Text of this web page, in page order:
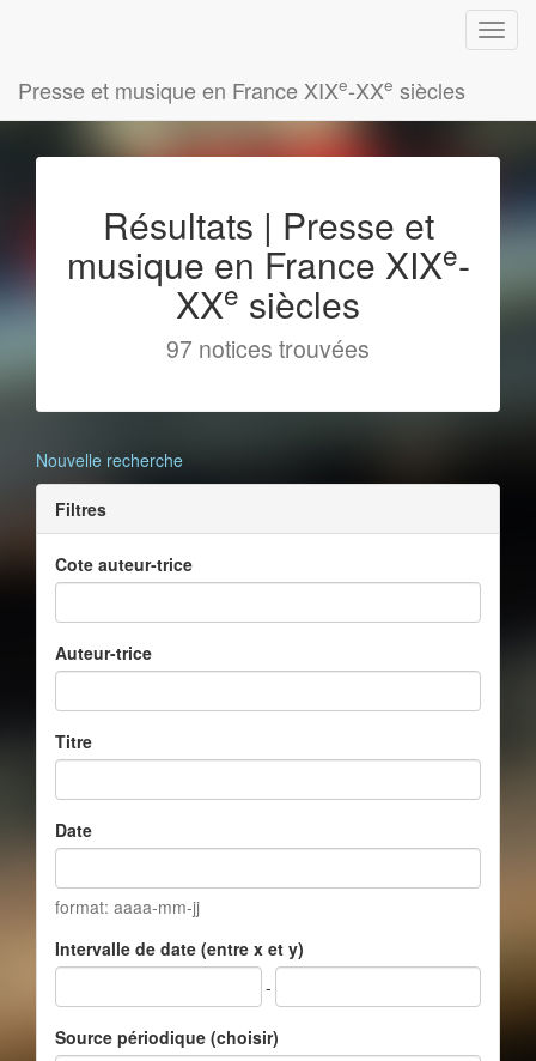
Presse et musique en France XIXe-XXe siècles
Résultats | Presse et
musique en France XIXe-
XXe siècles
97 notices trouvées
Nouvelle recherche
Filtres
Cote auteur-trice
Auteur-trice
Titre
Date
format: aaaa-mm-jj
Intervalle de date (entre x et y)
-
Source périodique (choisir)